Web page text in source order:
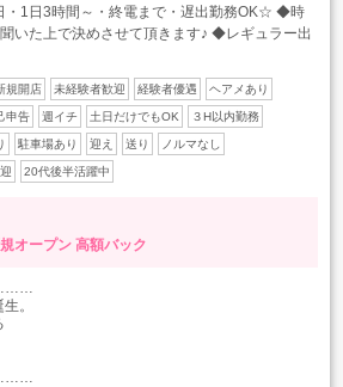
・1日3時間～・終電まで・遅出勤務OK☆ ◆時
いた上で決めさせて頂きます♪ ◆レギュラー出
規開店 未経験者歓迎 経験者優遇 ヘアメあり
申告 週イチ 土日だけでもOK ３H以内勤務
駐車場あり 迎え 送り ノルマなし
20代後半活躍中
オープン 高額バック
。